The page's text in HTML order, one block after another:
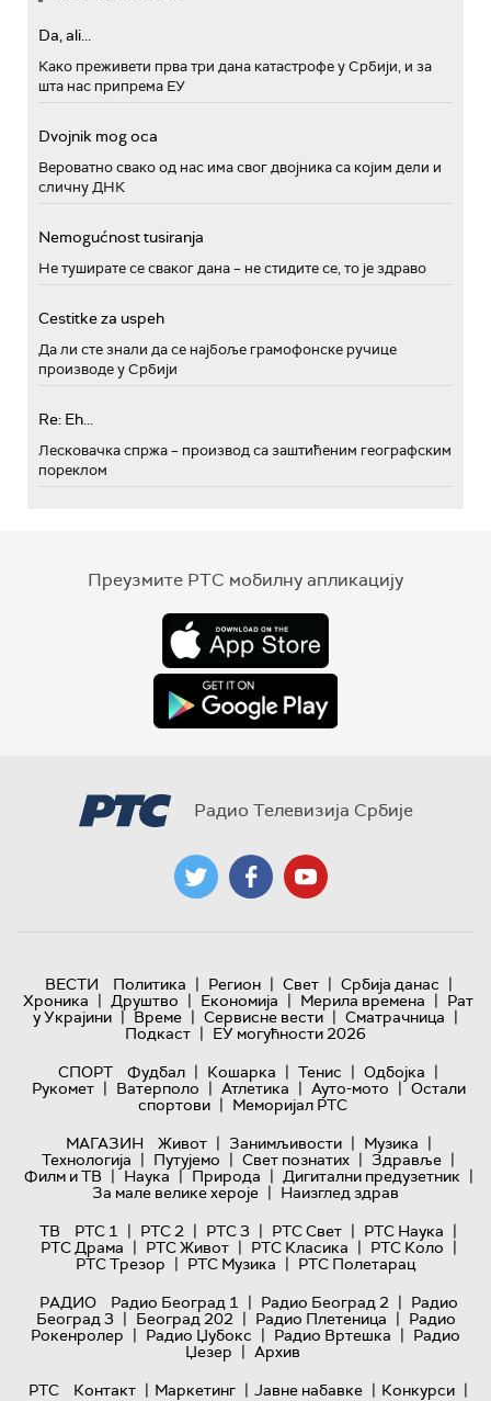
Da, ali...
Како преживети прва три дана катастрофе у Србији, и за
шта нас припрема ЕУ
Dvojnik mog oca
Вероватно свако од нас има свог двојника са којим дели и
сличну ДНК
Nemogućnost tusiranja
Не туширате се сваког дана – не стидите се, то је здраво
Cestitke za uspeh
Да ли сте знали да се најбоље грамофонске ручице
производе у Србији
Re: Eh...
Лесковачка спржа – производ са заштићеним географским
пореклом
Преузмите РТС мобилну апликацију
Радио Телевизија Србије
ВЕСТИ Политика | Регион | Свет | Србија данас |
Хроника | Друштво | Економија | Мерила времена | Рат
у Украјини | Време | Сервисне вести | Сматрачница |
Подкаст | ЕУ могућности 2026
СПОРТ
Фудбал | Кошарка | Тенис | Одбојка |
Рукомет | Ватерполо | Атлетика | Ауто-мото | Остали
спортови | Меморијал РТС
МАГАЗИН
Живот | Занимљивости | Музика |
Технологијa | Путујемо | Свет познатих | Здравље |
Филм и ТВ | Наука | Природа | Дигитални предузетник |
За мале велике хероје | Наизглед здрав
ТВ
РТС 1 | РТС 2 | РТС 3 | РТС Свет | РТС Наука |
РТС Драма | РТС Живот | РТС Класика | РТС Коло |
РТС Трезор | РТС Музика | РТС Полетарац
РАДИО
Радио Београд 1 | Радио Београд 2 | Радио
Београд 3 | Београд 202 | Радио Плетеница | Радио
Рокенролер | Радио Џубокс | Радио Вртешка | Радио
Џезер | Архив
РТС
Контакт | Маркетинг | Јавне набавке | Конкурси |